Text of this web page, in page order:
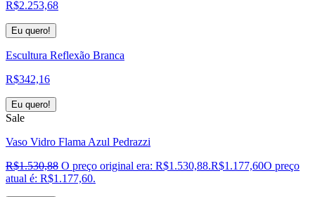
R$2.253,68
Eu quero!
Escultura Reflexão Branca
R$342,16
Eu quero!
Sale
Vaso Vidro Flama Azul Pedrazzi
R$1.530,88 O preço original era: R$1.530,88.R$1.177,60O preço
atual é: R$1.177,60.